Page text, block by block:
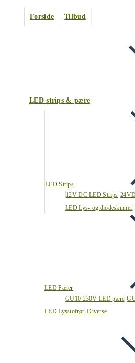
Forside Tilbud
LED strips & pære
LED Strips
12V DC LED Strips
LED Lys- og diodeskinner
LED Pærer
GU10 230V LED pære
LED Lysstofrør Diverse